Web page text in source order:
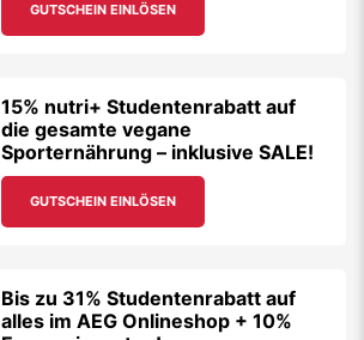
GUTSCHEIN EINLÖSEN
15% nutri+ Studentenrabatt auf
die gesamte vegane
Sporternährung – inklusive SALE!
GUTSCHEIN EINLÖSEN
Bis zu 31% Studentenrabatt auf
alles im AEG Onlineshop + 10%